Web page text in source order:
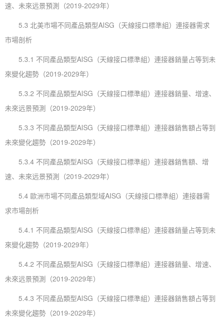
速、未來远景預測（2019-2029年）
5.3 北美市場不同產品類型AISG（天線接口標準組）連接器需求
市場剖析
5.3.1 不同產品類型AISG（天線接口標準組）連接器銷量占等到未
來變化趨勢（2019-2029年）
5.3.2 不同產品類型AISG（天線接口標準組）連接器銷量、增速、
未來远景預測（2019-2029年）
5.3.3 不同產品類型AISG（天線接口標準組）連接器銷售額占等到
未來變化趨勢（2019-2029年）
5.3.4 不同產品類型AISG（天線接口標準組）連接器銷售額、增
速、未來远景預測（2019-2029年）
5.4 歐洲市場不同產品類型域AISG（天線接口標準組）連接器需
求市場剖析
5.4.1 不同產品類型AISG（天線接口標準組）連接器銷量占等到未
來變化趨勢（2019-2029年）
5.4.2 不同產品類型AISG（天線接口標準組）連接器銷量、增速、
未來远景預測（2019-2029年）
5.4.3 不同產品類型AISG（天線接口標準組）連接器銷售額占等到
未來變化趨勢（2019-2029年）